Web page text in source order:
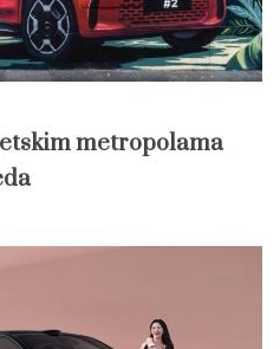
metropolama